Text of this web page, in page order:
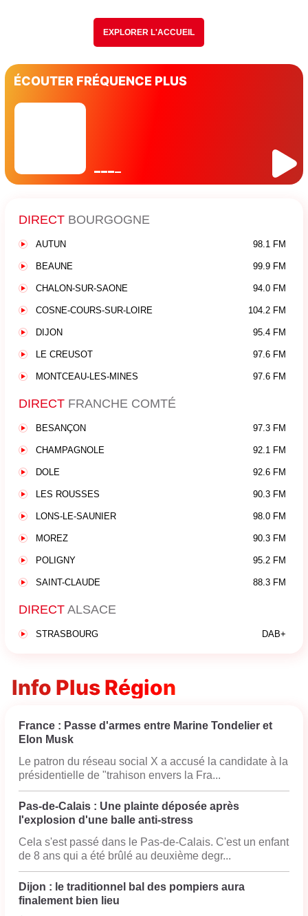
EXPLORER L'ACCUEIL
ÉCOUTER FRÉQUENCE PLUS
DIRECT BOURGOGNE
AUTUN 98.1 FM
BEAUNE 99.9 FM
CHALON-SUR-SAONE 94.0 FM
COSNE-COURS-SUR-LOIRE 104.2 FM
DIJON 95.4 FM
LE CREUSOT 97.6 FM
MONTCEAU-LES-MINES 97.6 FM
DIRECT FRANCHE COMTÉ
BESANÇON 97.3 FM
CHAMPAGNOLE 92.1 FM
DOLE 92.6 FM
LES ROUSSES 90.3 FM
LONS-LE-SAUNIER 98.0 FM
MOREZ 90.3 FM
POLIGNY 95.2 FM
SAINT-CLAUDE 88.3 FM
DIRECT ALSACE
STRASBOURG DAB+
Info Plus Région
France : Passe d'armes entre Marine Tondelier et
Elon Musk
Le patron du réseau social X a accusé la candidate à la
présidentielle de "trahison envers la Fra...
Pas-de-Calais : Une plainte déposée après
l'explosion d'une balle anti-stress
Cela s'est passé dans le Pas-de-Calais. C'est un enfant
de 8 ans qui a été brûlé au deuxième degr...
Dijon : le traditionnel bal des pompiers aura
finalement bien lieu